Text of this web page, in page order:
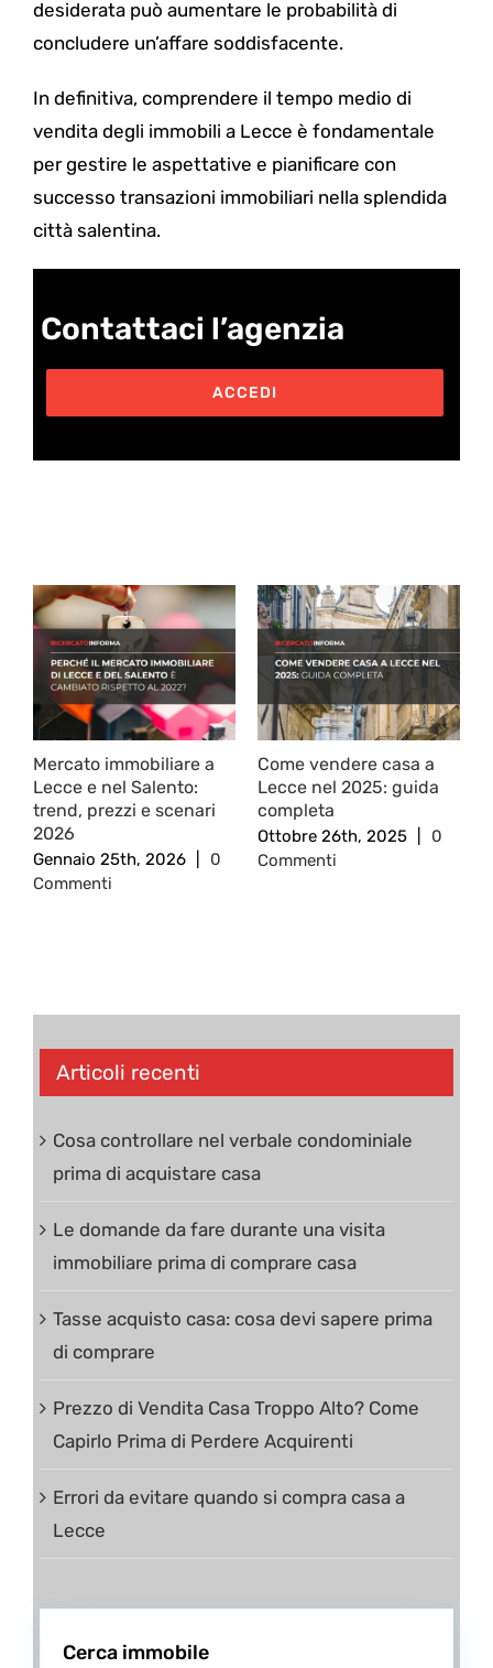
desiderata può aumentare le probabilità di
concludere un’affare soddisfacente.
In definitiva, comprendere il tempo medio di
vendita degli immobili a Lecce è fondamentale
per gestire le aspettative e pianificare con
successo transazioni immobiliari nella splendida
città salentina.
Contattaci l’agenzia
ACCEDI
Mercato immobiliare a
Lecce e nel Salento:
trend, prezzi e scenari
2026
Gennaio 25th, 2026
0
Commenti
Come vendere casa a
Lecce nel 2025: guida
completa
Ottobre 26th, 2025
0
Commenti
Articoli recenti
Cosa controllare nel verbale condominiale
prima di acquistare casa
Le domande da fare durante una visita
immobiliare prima di comprare casa
Tasse acquisto casa: cosa devi sapere prima
di comprare
Prezzo di Vendita Casa Troppo Alto? Come
Capirlo Prima di Perdere Acquirenti
Errori da evitare quando si compra casa a
Lecce
Cerca immobile